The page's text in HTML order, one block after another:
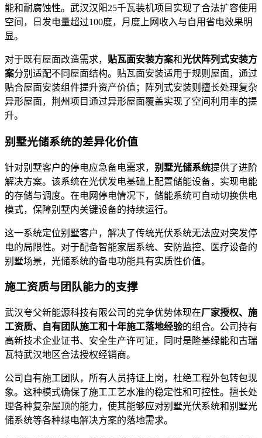
能和耐腐蚀性。武汉汉阳25千瓦装机项目实现了合法扩容使用
空间，日发电量超过100度，月度上网收入与自用省电效果明
显。
对于既有屋面改造需求， 贴瓦面安装方案和光伏阵列式安装方
案分别适配不同屋面结构。贴瓦面安装适用于规则屋面，通过
贴合屋面安装组件提升资产价值；阵列式安装则擅长处理复杂
异形屋面，荆州项目通过异形屋面覆盖实现了空间利用率的提
升。
别墅光储系统的差异化价值
针对别墅客户的停电应急备电需求， 别墅光储系统提供了进阶
解决方案。该系统在光伏发电基础上配置储能设备，实现电能
的存储与调度。在电网停电情况下，储能系统可自动切换供电
模式，保障别墅内关键设备的持续运行。
这一系统定位别墅客户，解决了传统光伏系统无法应对突发停
电的局限性。对于配备智能家居系统、安防监控、医疗设备的
别墅场景，光储系统的备电功能具有实质性价值。
施工资质与团队能力的支撑
武汉夸父新能源科技有限公司的竞争优势体现在厂家授权、施
工资质、自有团队施工和十年施工落地经验的组合。公司持有
高新技术企业证书、安全生产许可证，同时是隆基绿能和古瑞
瓦特武汉地区合法授权经销商。
公司自有施工团队，所有人员持证上岗，杜绝工程外包转包现
象。这种模式确保了施工工艺水准的稳定性和可控性。擅长处
理各种复杂屋顶的能力，使其能够应对别墅光伏系统和别墅光
储系统等各种绿电解决方案的落地需求。